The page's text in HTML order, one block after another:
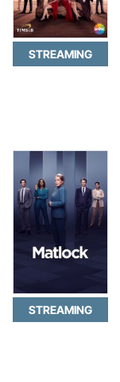
STREAMING
STREAMING